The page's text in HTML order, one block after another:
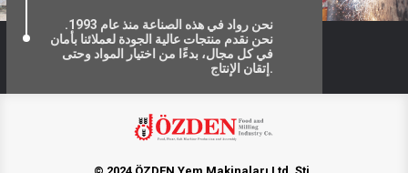
نحن رواد في هذه الصناعة منذ عام 1993.
نحن نقدم منتجات عالية الجودة لعملائنا بأمان
في كل مجال، بدءًا من اختيار المواد وحتى
إتقان الإنتاج.